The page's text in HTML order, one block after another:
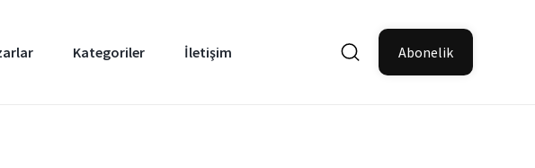
Kategoriler İletişim Abonelik